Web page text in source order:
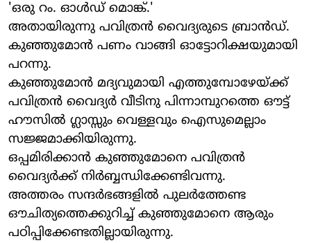
'ഒരു റം. ഓള്‍ഡ് മൊങ്ക്.'
അതായിരുന്നു പവിത്രന്‍ വൈദ്യരുടെ ബ്രാന്‍ഡ്.
കുഞ്ഞുമോന്‍ പണം വാങ്ങി ഓട്ടോറിക്ഷയുമായി
പറന്നു.
കുഞ്ഞുമോന്‍ മദ്യവുമായി എത്തുമ്പോഴേയ്ക്ക്
പവിത്രന്‍ വൈദ്യര്‍ വീടിനു പിന്നാമ്പുറത്തെ ഔട്ട്
ഹൗസില്‍ ഗ്ലാസ്സും വെള്ളവും ഐസുമെല്ലാം
സജ്ജമാക്കിയിരുന്നു.
ഒപ്പമിരിക്കാന്‍ കുഞ്ഞുമോനെ പവിത്രന്‍
വൈദ്യര്‍ക്ക് നിര്‍ബ്ബന്ധിക്കേണ്ടിവന്നു.
അത്തരം സന്ദര്‍ഭങ്ങളില്‍ പുലര്‍ത്തേണ്ട
ഔചിത്യത്തെക്കുറിച്ച് കുഞ്ഞുമോനെ ആരും
പഠിപ്പിക്കേണ്ടതില്ലായിരുന്നു.